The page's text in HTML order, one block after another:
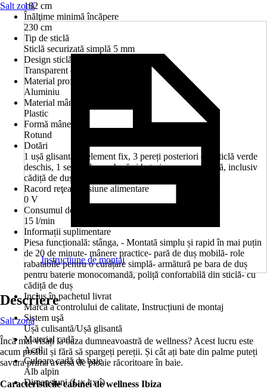
182 cm
Înălţime minimă încăpere
230 cm
Tip de sticlă
Sticlă securizată simplă 5 mm
Design sticlă
Transparent deschis
Material profil
Aluminiu
Material mâner
Plastic
Formă mâner
Rotund
Dotări
1 ușă glisantă, 1 element fix, 3 pereți posteriori din sticlă verde
deschis, 1 set de duş cu bară și baterie monocomandă, inclusiv
cădiță de duș cu mască și scurgere
Racord reţea/Tensiune alimentare
0 V
Consumul de apă
15 l/min
Informații suplimentare
Piesa funcțională: stânga, - Montată simplu și rapid în mai puțin
de 20 de minute- mânere practice- pară de duș mobilă- role
rabatabile pentru o curățare simplă- armătură pe bara de duș
pentru baterie monocomandă, poliță confortabilă din sticlă- cu
cădiță de duș
Inclus în pachetul livrat
Marcă a controlului de calitate, Instrucțiuni de montaj
Sistem uşă
Ușă culisantă/Ușă glisantă
Material cadă
Acril
Culoare cadă de baie
Alb alpin
Dimensiuni (L x l x î)
Salt zonă
Instrucţiune de montaj
Descriere
Salt zonă
Încă mai visați la oaza dumneavoastră de wellness? Acest lucru este
acum posibil și fără să spargeți pereții. Și cât ați bate din palme puteți
savura prima aversă de ploaie răcoritoare în baie.
Caracteristicile cabinei de wellness Ibiza